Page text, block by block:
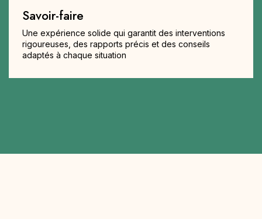
Savoir-faire
Une expérience solide qui garantit des interventions
rigoureuses, des rapports précis et des conseils
adaptés à chaque situation